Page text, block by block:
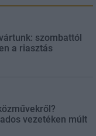
szombattól
a riasztás
vezetéken múlt